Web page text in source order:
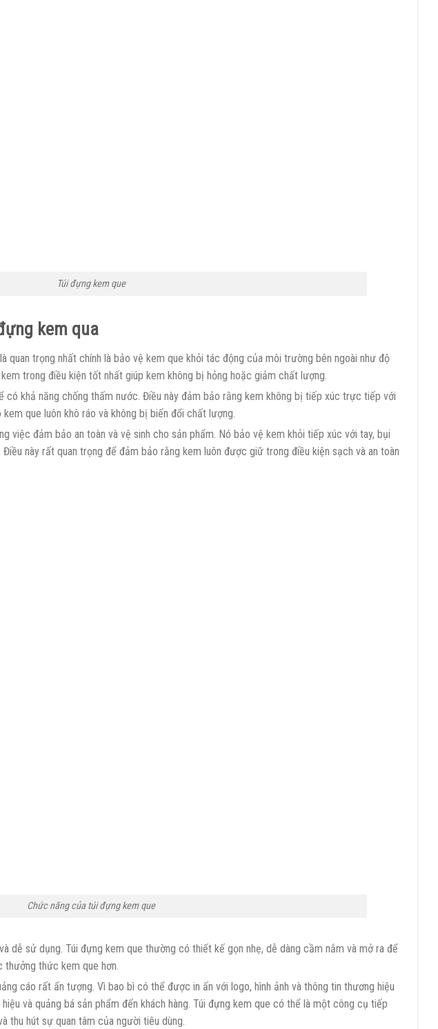
Túi đựng kem que
kem qua
quan trọng nhất chính là bảo vệ kem que khỏi tác động của môi trường bên ngoài như độ
trong điều kiện tốt nhất giúp kem không bị hỏng hoặc giảm chất lượng.
khả năng chống thấm nước. Điều này đảm bảo rằng kem không bị tiếp xúc trực tiếp với
que luôn khô ráo và không bị biến đổi chất lượng.
việc đảm bảo an toàn và vệ sinh cho sản phẩm. Nó bảo vệ kem khỏi tiếp xúc với tay, bụi
này rất quan trọng để đảm bảo rằng kem luôn được giữ trong điều kiện sạch và an toàn
Chức năng của túi đựng kem que
dễ sử dụng. Túi đựng kem que thường có thiết kế gọn nhẹ, dễ dàng cầm nắm và mở ra để
thưởng thức kem que hơn.
cáo rất ấn tượng. Vì bao bì có thể được in ấn với logo, hình ảnh và thông tin thương hiệu
và quảng bá sản phẩm đến khách hàng. Túi đựng kem que có thể là một công cụ tiếp
thu hút sự quan tâm của người tiêu dùng.